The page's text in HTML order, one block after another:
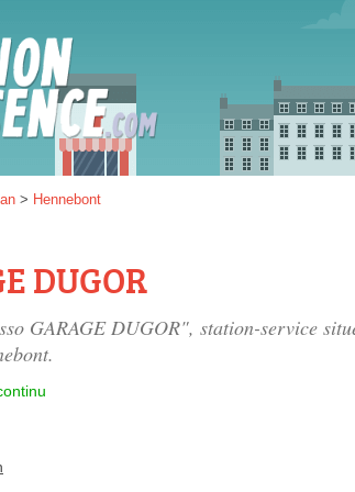
> Hennebont
DUGOR
GARAGE DUGOR", station-service
Gazole :
Disponible
SP 98 :
SP 95 :
Disponible